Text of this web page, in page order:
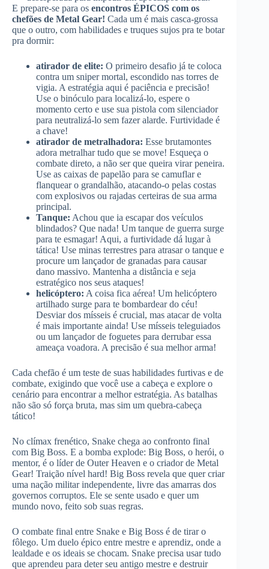
E prepare-se para os encontros ÉPICOS com os
chefões de Metal Gear! Cada um é mais casca-grossa
que o outro, com habilidades e truques sujos pra te botar
pra dormir:
atirador de elite: O primeiro desafio já te coloca
contra um sniper mortal, escondido nas torres de
vigia. A estratégia aqui é paciência e precisão!
Use o binóculo para localizá-lo, espere o
momento certo e use sua pistola com silenciador
para neutralizá-lo sem fazer alarde. Furtividade é
a chave!
atirador de metralhadora: Esse brutamontes
adora metralhar tudo que se move! Esqueça o
combate direto, a não ser que queira virar peneira.
Use as caixas de papelão para se camuflar e
flanquear o grandalhão, atacando-o pelas costas
com explosivos ou rajadas certeiras de sua arma
principal.
Tanque: Achou que ia escapar dos veículos
blindados? Que nada! Um tanque de guerra surge
para te esmagar! Aqui, a furtividade dá lugar à
tática! Use minas terrestres para atrasar o tanque e
procure um lançador de granadas para causar
dano massivo. Mantenha a distância e seja
estratégico nos seus ataques!
helicóptero: A coisa fica aérea! Um helicóptero
artilhado surge para te bombardear do céu!
Desviar dos mísseis é crucial, mas atacar de volta
é mais importante ainda! Use mísseis teleguiados
ou um lançador de foguetes para derrubar essa
ameaça voadora. A precisão é sua melhor arma!
Cada chefão é um teste de suas habilidades furtivas e de
combate, exigindo que você use a cabeça e explore o
cenário para encontrar a melhor estratégia. As batalhas
não são só força bruta, mas sim um quebra-cabeça
tático!
No clímax frenético, Snake chega ao confronto final
com Big Boss. E a bomba explode: Big Boss, o herói, o
mentor, é o líder de Outer Heaven e o criador de Metal
Gear! Traição nível hard! Big Boss revela que quer criar
uma nação militar independente, livre das amarras dos
governos corruptos. Ele se sente usado e quer um
mundo novo, feito sob suas regras.
O combate final entre Snake e Big Boss é de tirar o
fôlego. Um duelo épico entre mestre e aprendiz, onde a
lealdade e os ideais se chocam. Snake precisa usar tudo
que aprendeu para deter seu antigo mestre e destruir